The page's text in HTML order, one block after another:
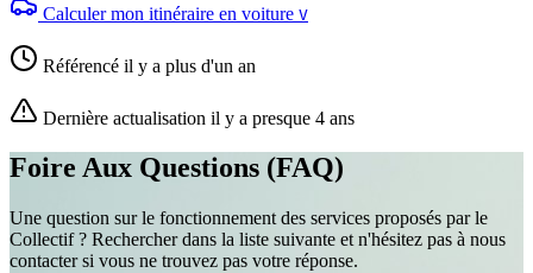
Calculer mon itinéraire en voiture V
Référencé il y a plus d'un an
Dernière actualisation il y a presque 4 ans
Foire Aux Questions (FAQ)
Une question sur le fonctionnement des services proposés par le
Collectif ? Rechercher dans la liste suivante et n'hésitez pas à nous
contacter si vous ne trouvez pas votre réponse.